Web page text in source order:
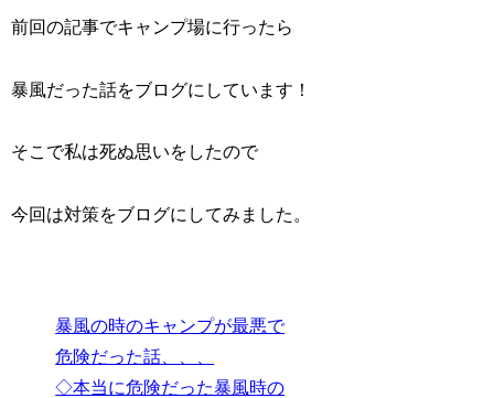
前回の記事でキャンプ場に行ったら
暴風だった話をブログにしています！
そこで私は死ぬ思いをしたので
今回は対策をブログにしてみました。
暴風の時のキャンプが最悪で
危険だった話、、、
◇本当に危険だった暴風時の